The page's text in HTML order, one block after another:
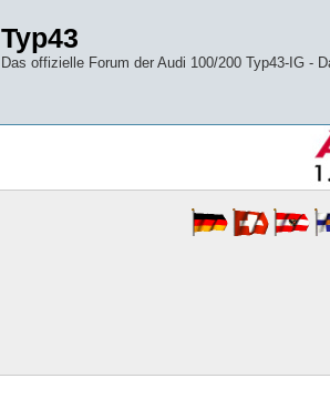
Typ43
Das offizielle Forum der Audi 100/200 Typ43-IG -